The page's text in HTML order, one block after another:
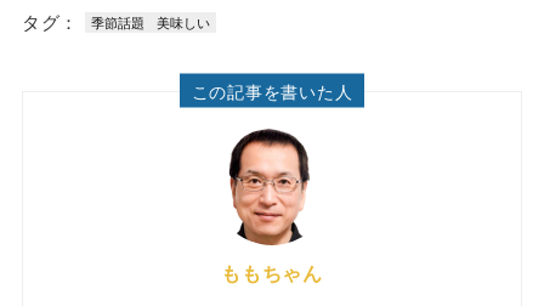
タグ： 季節話題 美味しい
この記事を書いた人
ももちゃん